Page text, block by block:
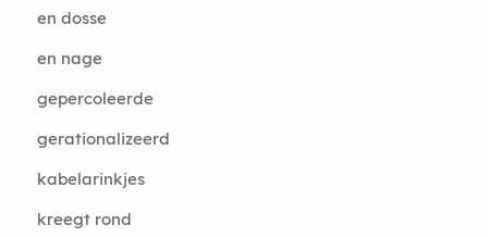
en dosse
en nage
gepercoleerde
gerationalizeerd
kabelarinkjes
kreegt rond